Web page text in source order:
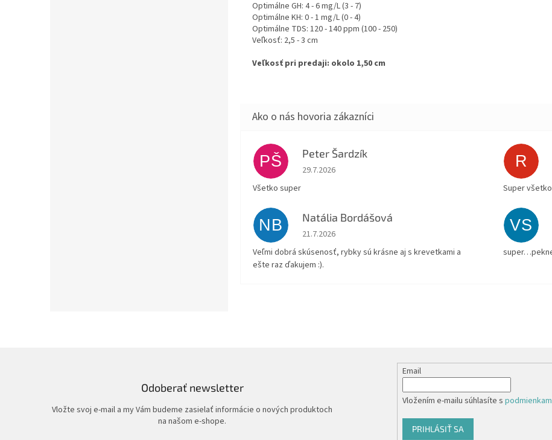
Optimálne GH: 4 - 6 mg/L (3 - 7)
Optimálne KH: 0 - 1 mg/L (0 - 4)
Optimálne TDS: 120 - 140 ppm (100 - 250)
Veľkosť: 2,5 - 3 cm
Veľkosť pri predaji: okolo 1,50 cm
PŠ Peter Šardzík
Hodnotenie obchodu je 5 z 5 hviezdičiek.
29.7.2026
Všetko super
R
Super
NB Natália Bordášová
Hodnotenie obchodu je 5 z 5 hviezdičiek.
21.7.2026
Veľmi dobrá skúsenosť, rybky sú krásne aj s krevetkami a
ešte raz ďakujem :).
VS
Odoberať newsletter
Vložte svoj e-mail a my Vám budeme zasielať informácie o nových produktoch
na našom e-shope.
Email
Vložením e-mailu súhlasíte s
PRIHLÁSIŤ SA